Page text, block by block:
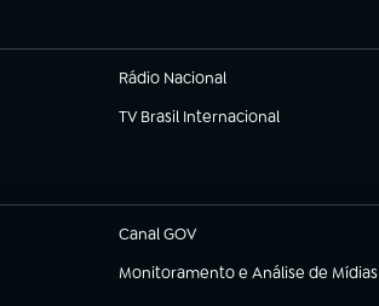
Rádio Nacional
TV Brasil Internacional
(abre em nova aba)
Canal GOV
(abre em nova aba)
Monitoramento e Análise de Mídias
(abre em nova aba)